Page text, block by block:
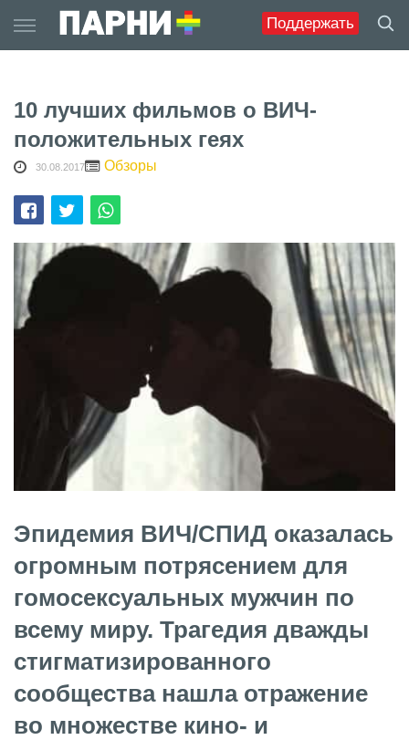
Поддержать
to
content
10 лучших фильмов о ВИЧ-
положительных геях
30.08.2017 Обзоры
Эпидемия ВИЧ/СПИД оказалась
огромным потрясением для
гомосексуальных мужчин по
всему миру. Трагедия дважды
стигматизированного
сообщества нашла отражение
во множестве кино- и